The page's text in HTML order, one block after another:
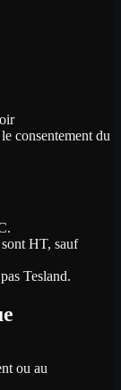
consentement du
HT, sauf
Tesland.
ou au